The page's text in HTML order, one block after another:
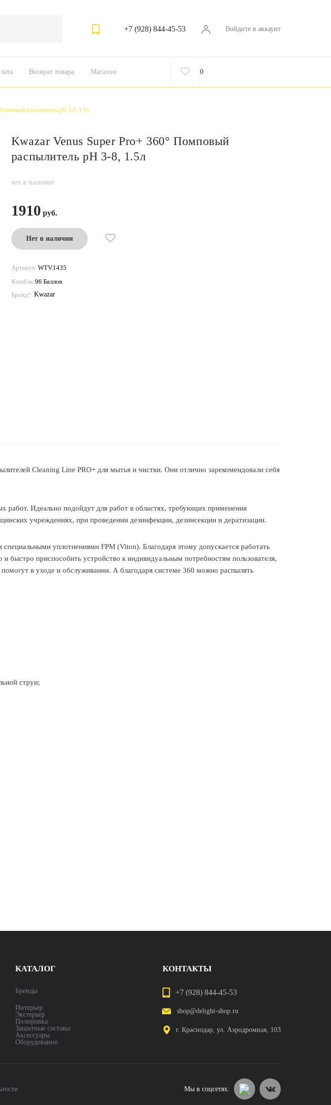
+7 (928) 844-45-53 Войдите в аккаунт
Возврат товара Магазин 0
распылитель рН 3-8, 1.5л
Kwazar Venus Super Pro+ 360° Помповый
распылитель рН 3-8, 1.5л
нет в наличии
1910
Нет в наличии
Артикул: WTV.1435
Кешбэк:96 Баллов
Бренд!: Kwazar
Cleaning Line PRO+ для мытья и чистки. Они отлично зарекомендовали себя
работ. Идеально подойдут для работ в областях, требующих применения
учреждениях, при проведении дезинфекции, дезинсекции и дератизации.
уплотнениями FPM (Viton). Благодаря этому допускается работать
быстро приспособить устройство к индивидуальным потребностям пользователя,
в уходе и обслуживании. А благодаря системе 360 можно распылять
струи;
КАТАЛОГ
Бренды
Интерьер
Экстерьер
Полировка
Защитные составы
Аксессуары
Оборудование
КОНТАКТЫ
+7 (928) 844-45-53
shop@delight-shop.ru
г. Краснодар, ул. Аэродромная, 103
Мы в соцсетях: